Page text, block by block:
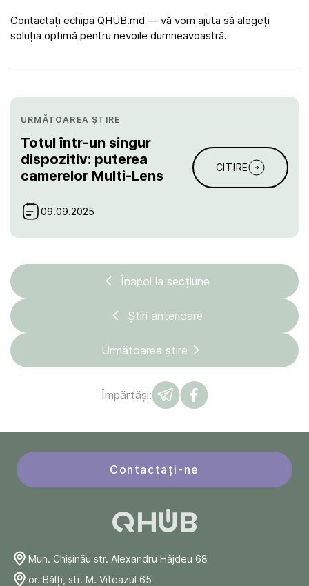
Contactați echipa QHUB.md — vă vom ajuta să alegeți
soluția optimă pentru nevoile dumneavoastră.
URMĂTOAREA ȘTIRE
Totul într-un singur
dispozitiv: puterea
camerelor Multi-Lens
09.09.2025
CITIRE
Înapoi la secțiune
Știri anterioare
Următoarea știre
Împărtăși:
Contactați-ne
Mun. Chişinău str. Alexandru Hâjdeu 68
or. Bălți, str. M. Viteazul 65